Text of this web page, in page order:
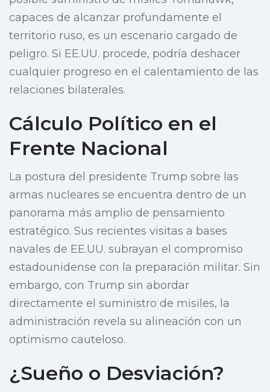
capaces de alcanzar profundamente el
territorio ruso, es un escenario cargado de
peligro. Si EE.UU. procede, podría deshacer
cualquier progreso en el calentamiento de las
relaciones bilaterales.
Cálculo Político en el
Frente Nacional
La postura del presidente Trump sobre las
armas nucleares se encuentra dentro de un
panorama más amplio de pensamiento
estratégico. Sus recientes visitas a bases
navales de EE.UU. subrayan el compromiso
estadounidense con la preparación militar. Sin
embargo, con Trump sin abordar
directamente el suministro de misiles, la
administración revela su alineación con un
optimismo cauteloso.
¿Sueño o Desviación?